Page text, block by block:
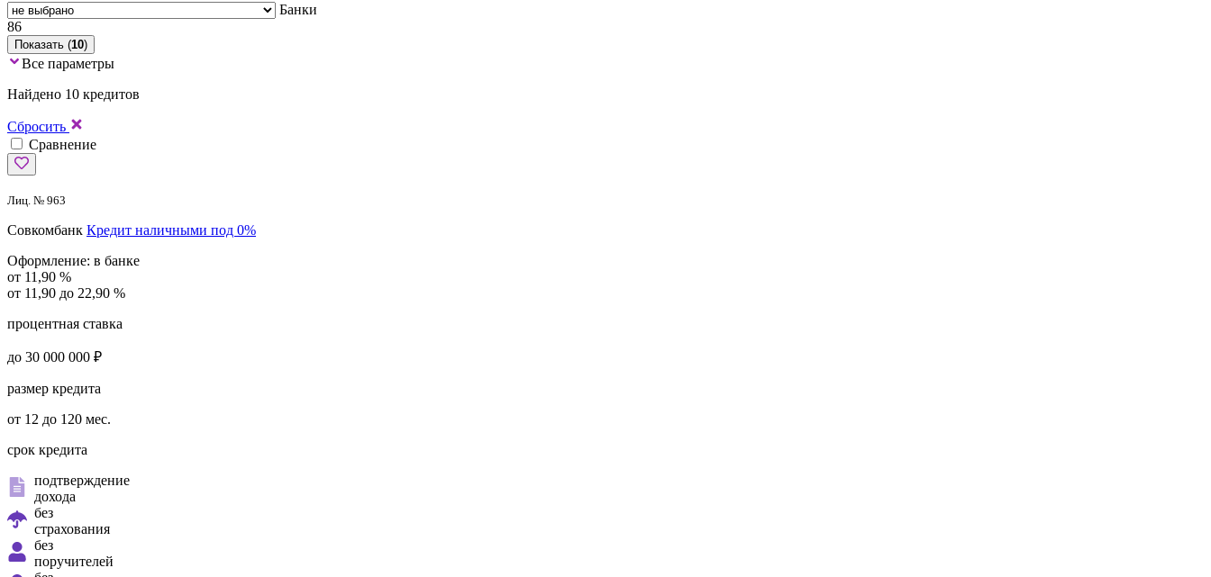
Банки
86
Показать (10)
Все параметры
Найдено 10 кредитов
Сбросить
Сравнение
Лиц. № 963
Совкомбанк Кредит наличными под 0%
Оформление: в банке
от 11,90 %
от 11,90 до 22,90 %
процентная ставка
до 30 000 000 ₽
размер кредита
от 12 до 120 мес.
срок кредита
подтверждение
дохода
без
страхования
без
поручителей